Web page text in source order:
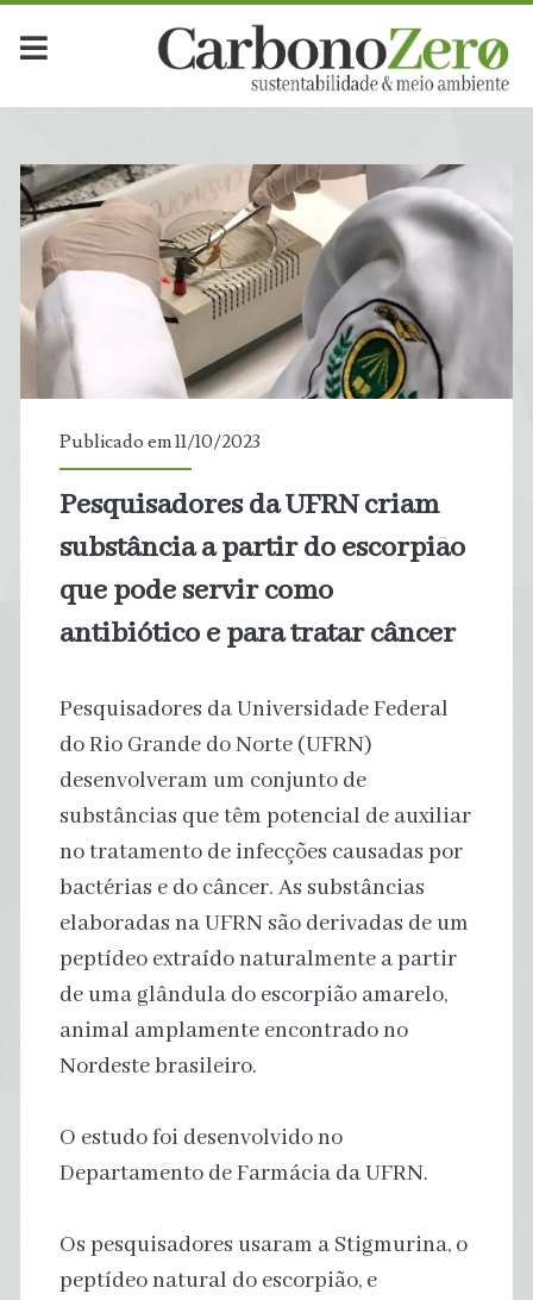
Publicado em 11/10/2023
Pesquisadores da UFRN criam
substância a partir do escorpião
que pode servir como
antibiótico e para tratar câncer
Pesquisadores da Universidade Federal
do Rio Grande do Norte (UFRN)
desenvolveram um conjunto de
substâncias que têm potencial de auxiliar
no tratamento de infecções causadas por
bactérias e do câncer. As substâncias
elaboradas na UFRN são derivadas de um
peptídeo extraído naturalmente a partir
de uma glândula do escorpião amarelo,
animal amplamente encontrado no
Nordeste brasileiro.
O estudo foi desenvolvido no
Departamento de Farmácia da UFRN.
Os pesquisadores usaram a Stigmurina, o
peptídeo natural do escorpião, e